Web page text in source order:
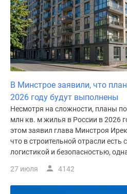
В Минстрое заявили, что
2026 году будут выполнены
Несмотря на сложности, планы
млн кв. м жилья в России в 2026
этом заявил глава Минстроя
что в строительной отрасли есть
логистикой и безопасностью,
27 июля 4142